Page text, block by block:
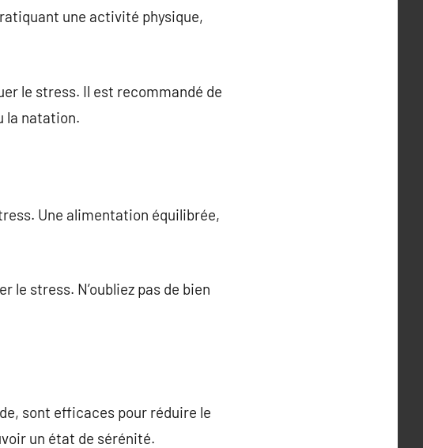
une activité physique,
le stress. Il est recommandé de
la natation.
Une alimentation équilibrée,
stress. N’oubliez pas de bien
sont efficaces pour réduire le
un état de sérénité.